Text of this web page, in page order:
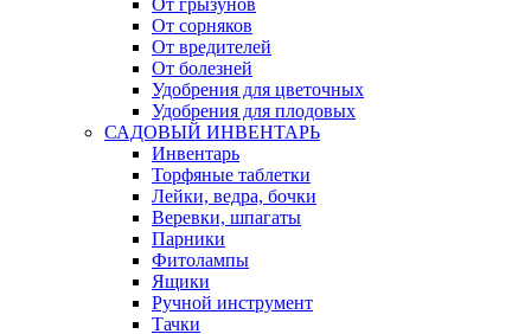
От грызунов
От сорняков
От вредителей
От болезней
Удобрения для цветочных
Удобрения для плодовых
САДОВЫЙ ИНВЕНТАРЬ
Инвентарь
Торфяные таблетки
Лейки, ведра, бочки
Веревки, шпагаты
Парники
Фитолампы
Ящики
Ручной инструмент
Тачки